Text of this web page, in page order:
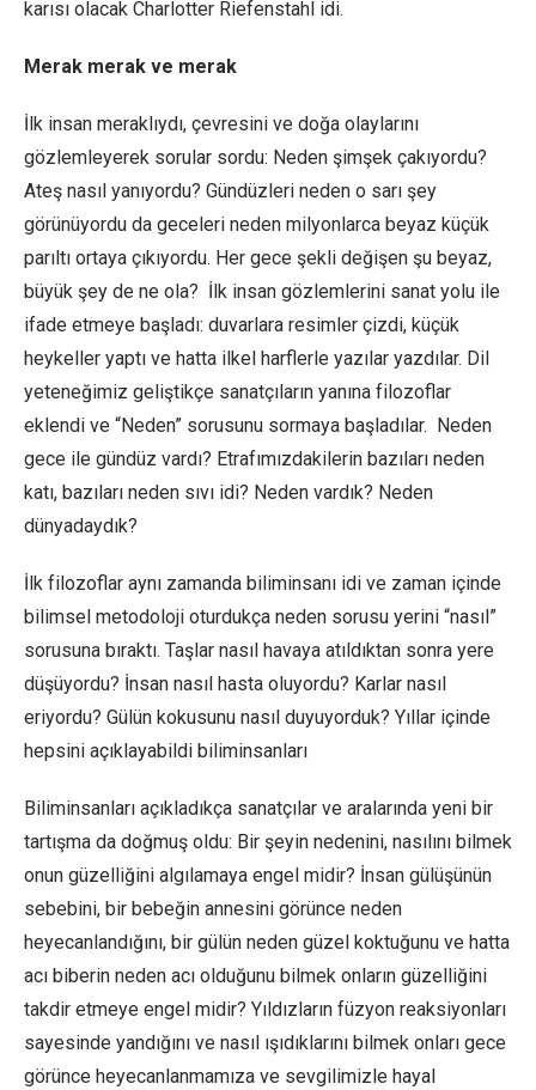
karısı olacak Charlotter Riefenstahl idi.
Merak merak ve merak
İlk insan meraklıydı, çevresini ve doğa olaylarını
gözlemleyerek sorular sordu: Neden şimşek çakıyordu?
Ateş nasıl yanıyordu? Gündüzleri neden o sarı şey
görünüyordu da geceleri neden milyonlarca beyaz küçük
parıltı ortaya çıkıyordu. Her gece şekli değişen şu beyaz,
büyük şey de ne ola? İlk insan gözlemlerini sanat yolu ile
ifade etmeye başladı: duvarlara resimler çizdi, küçük
heykeller yaptı ve hatta ilkel harflerle yazılar yazdılar. Dil
yeteneğimiz geliştikçe sanatçıların yanına filozoflar
eklendi ve “Neden” sorusunu sormaya başladılar. Neden
gece ile gündüz vardı? Etrafımızdakilerin bazıları neden
katı, bazıları neden sıvı idi? Neden vardık? Neden
dünyadaydık?
İlk filozoflar aynı zamanda biliminsanı idi ve zaman içinde
bilimsel metodoloji oturdukça neden sorusu yerini “nasıl”
sorusuna bıraktı. Taşlar nasıl havaya atıldıktan sonra yere
düşüyordu? İnsan nasıl hasta oluyordu? Karlar nasıl
eriyordu? Gülün kokusunu nasıl duyuyorduk? Yıllar içinde
hepsini açıklayabildi biliminsanları
Biliminsanları açıkladıkça sanatçılar ve aralarında yeni bir
tartışma da doğmuş oldu: Bir şeyin nedenini, nasılını bilmek
onun güzelliğini algılamaya engel midir? İnsan gülüşünün
sebebini, bir bebeğin annesini görünce neden
heyecanlandığını, bir gülün neden güzel koktuğunu ve hatta
acı biberin neden acı olduğunu bilmek onların güzelliğini
takdir etmeye engel midir? Yıldızların füzyon reaksiyonları
sayesinde yandığını ve nasıl ışıdıklarını bilmek onları gece
görünce heyecanlanmamıza ve sevgilimizle hayal